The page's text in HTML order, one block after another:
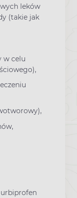
leków
(takie jak
w celu